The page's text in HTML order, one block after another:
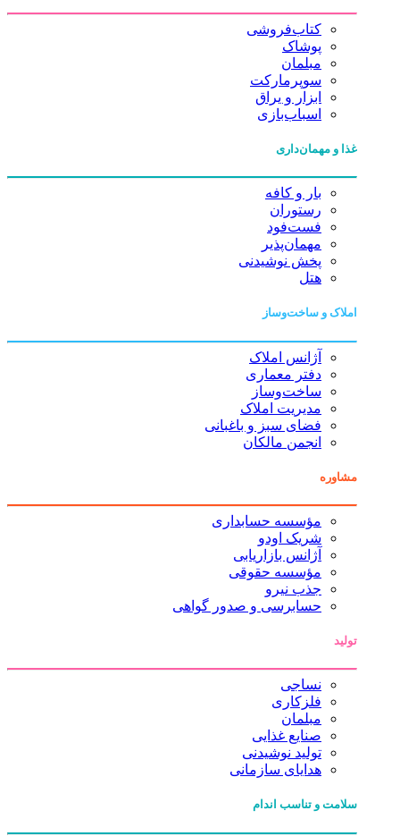
کتاب‌فروشی
پوشاک
مبلمان
سوپرمارکت
ابزار و یراق
اسباب‌بازی
غذا و مهمان‌داری
بار و کافه
رستوران
فست‌فود
مهمان‌پذیر
پخش نوشیدنی
هتل
املاک و ساخت‌وساز
آژانس املاک
دفتر معماری
ساخت‌وساز
مدیریت املاک
فضای سبز و باغبانی
انجمن مالکان
مشاوره
مؤسسه حسابداری
شریک اودو
آژانس بازاریابی
مؤسسه حقوقی
جذب نیرو
حسابرسی و صدور گواهی
تولید
نساجی
فلزکاری
مبلمان
صنایع غذایی
تولید نوشیدنی
هدایای سازمانی
سلامت و تناسب اندام